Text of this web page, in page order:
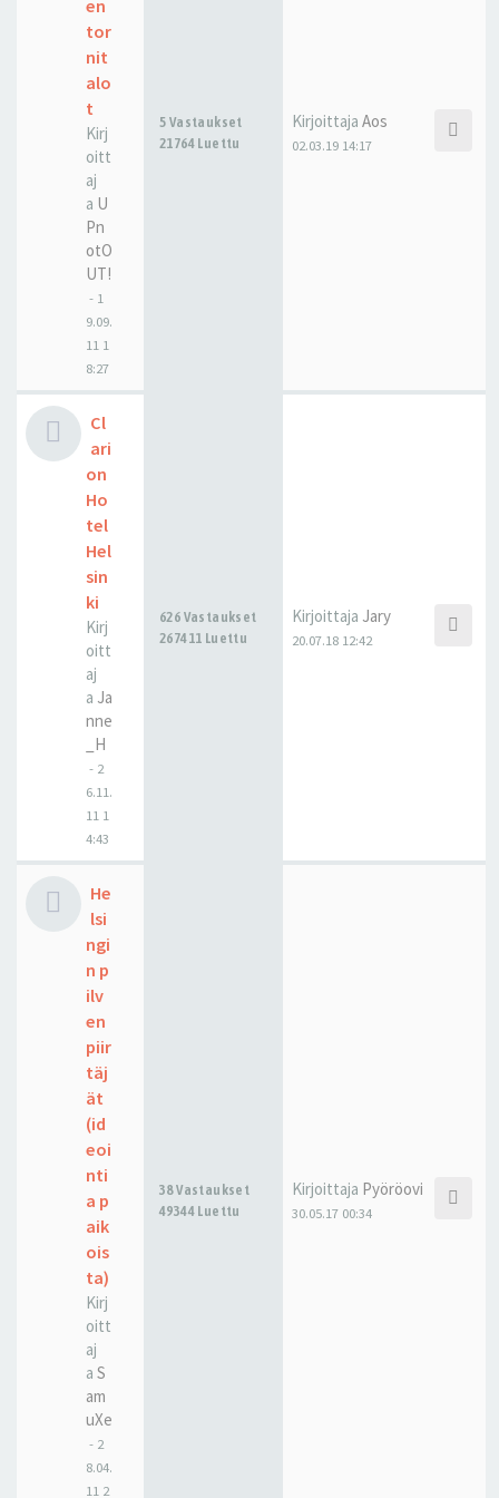
en
tor
nit
alo
t
Kirj
oitt
aj
a U
Pn
otO
UT!
- 1
9.09.
11 1
8:27
5 Vastaukset
21764 Luettu
Kirjoittaja Aos
02.03.19 14:17
Cl
ari
on
Ho
tel
Hel
sin
ki
Kirj
oitt
aj
a Ja
nne
_H
- 2
6.11.
11 1
4:43
626 Vastaukset
267411 Luettu
Kirjoittaja Jary
20.07.18 12:42
He
lsi
ngi
n p
ilv
en
piir
täj
ät
(id
eoi
nti
a p
aik
ois
ta)
Kirj
oitt
aj
a S
am
uXe
- 2
8.04.
11 2
38 Vastaukset
49344 Luettu
Kirjoittaja Pyöröovi
30.05.17 00:34